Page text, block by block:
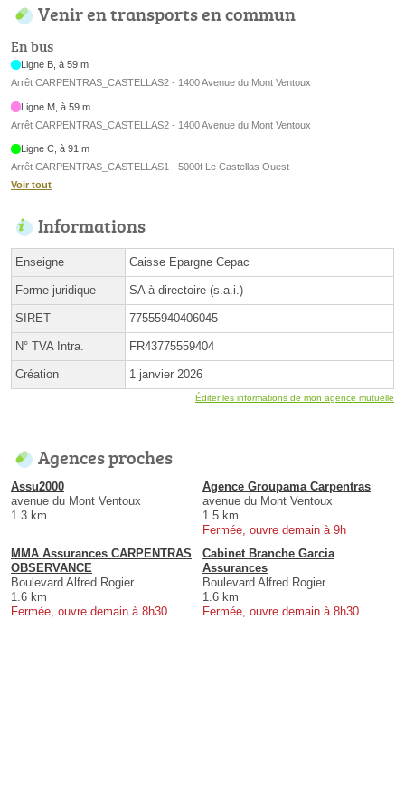
Venir en transports en commun
En bus
Ligne B, à 59 m
Arrêt CARPENTRAS_CASTELLAS2 - 1400 Avenue du Mont Ventoux
Ligne M, à 59 m
Arrêt CARPENTRAS_CASTELLAS2 - 1400 Avenue du Mont Ventoux
Ligne C, à 91 m
Arrêt CARPENTRAS_CASTELLAS1 - 5000f Le Castellas Ouest
Voir tout
Informations
Enseigne Caisse Epargne Cepac
Forme juridique SA à directoire (s.a.i.)
SIRET 77555940406045
N° TVA Intra. FR43775559404
Création 1 janvier 2026
Éditer les informations de mon agence mutuelle
Agences proches
Assu2000
avenue du Mont Ventoux
1.3 km
Agence Groupama Carpentras
avenue du Mont Ventoux
1.5 km
Fermée, ouvre demain à 9h
MMA Assurances CARPENTRAS
OBSERVANCE
Boulevard Alfred Rogier
1.6 km
Fermée, ouvre demain à 8h30
Cabinet Branche Garcia
Assurances
Boulevard Alfred Rogier
1.6 km
Fermée, ouvre demain à 8h30